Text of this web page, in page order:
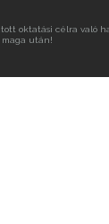
oktatási célra való
után!